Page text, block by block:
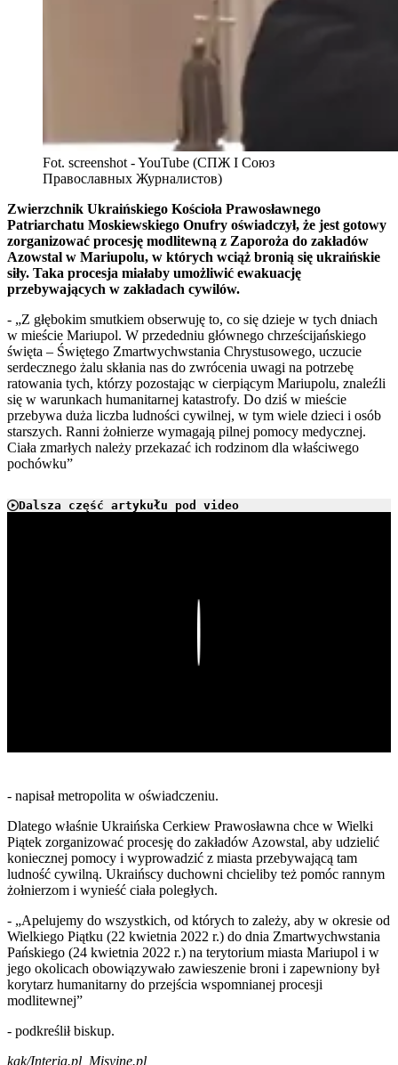
Fot. screenshot - YouTube (СПЖ I Союз
Православных Журналистов)
Zwierzchnik Ukraińskiego Kościoła Prawosławnego
Patriarchatu Moskiewskiego Onufry oświadczył, że jest gotowy
zorganizować procesję modlitewną z Zaporoża do zakładów
Azowstal w Mariupolu, w których wciąż bronią się ukraińskie
siły. Taka procesja miałaby umożliwić ewakuację
przebywających w zakładach cywilów.
- „Z głębokim smutkiem obserwuję to, co się dzieje w tych dniach
w mieście Mariupol. W przededniu głównego chrześcijańskiego
święta – Świętego Zmartwychwstania Chrystusowego, uczucie
serdecznego żalu skłania nas do zwrócenia uwagi na potrzebę
ratowania tych, którzy pozostając w cierpiącym Mariupolu, znaleźli
się w warunkach humanitarnej katastrofy. Do dziś w mieście
przebywa duża liczba ludności cywilnej, w tym wiele dzieci i osób
starszych. Ranni żołnierze wymagają pilnej pomocy medycznej.
Ciała zmarłych należy przekazać ich rodzinom dla właściwego
pochówku”
Dalsza część artykułu pod video
- napisał metropolita w oświadczeniu.
Dlatego właśnie Ukraińska Cerkiew Prawosławna chce w Wielki
Piątek zorganizować procesję do zakładów Azowstal, aby udzielić
koniecznej pomocy i wyprowadzić z miasta przebywającą tam
ludność cywilną. Ukraińscy duchowni chcieliby też pomóc rannym
żołnierzom i wynieść ciała poległych.
- „Apelujemy do wszystkich, od których to zależy, aby w okresie od
Wielkiego Piątku (22 kwietnia 2022 r.) do dnia Zmartwychwstania
Pańskiego (24 kwietnia 2022 r.) na terytorium miasta Mariupol i w
jego okolicach obowiązywało zawieszenie broni i zapewniony był
korytarz humanitarny do przejścia wspomnianej procesji
modlitewnej”
- podkreślił biskup.
kak/Interia.pl, Misyjne.pl